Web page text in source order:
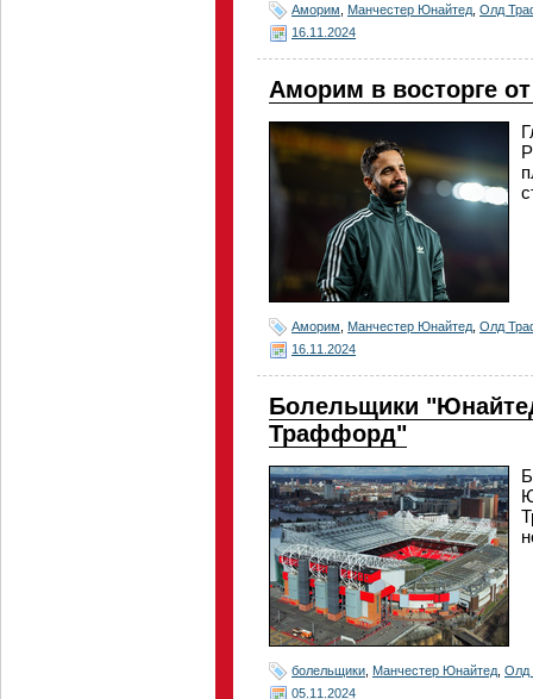
Аморим Манчестер Юнайтед Олд
16.11.2024
Аморим в восторге
Аморим Манчестер Юнайтед Олд
16.11.2024
Болельщики
Траффорд"
болельщики Манчестер Юнайтед Олд
05.11.2024